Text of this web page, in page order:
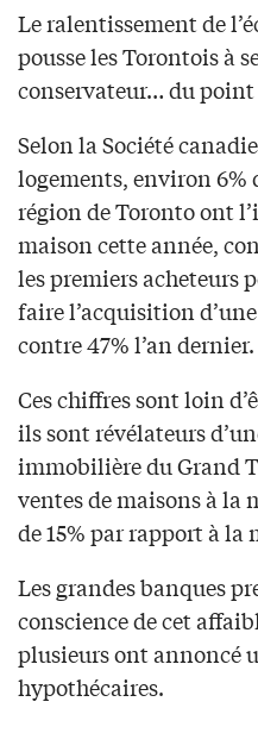
Le ralentissement de
pousse les Torontois à
conservateur… du
Selon la Société
logements, environ 6%
région de Toronto ont
maison cette année,
les premiers acheteurs
faire l’acquisition
contre 47% l’an dernier.
Ces chiffres sont loin
ils sont révélateurs
immobilière du Grand
ventes de maisons à la
de 15% par rapport à la
Les grandes banques
conscience de cet
plusieurs ont annoncé
hypothécaires.